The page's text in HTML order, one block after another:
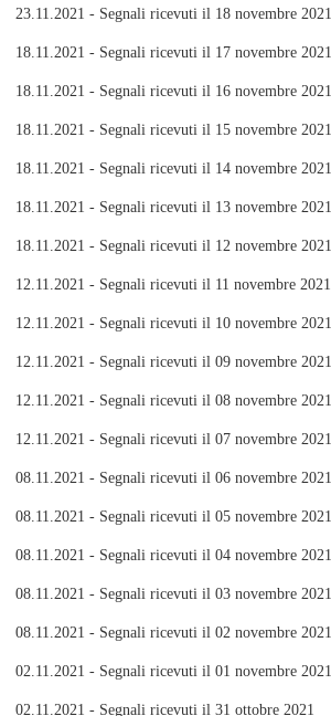
23.11.2021 - Segnali ricevuti il 18 novembre 2021
18.11.2021 - Segnali ricevuti il 17 novembre 2021
18.11.2021 - Segnali ricevuti il 16 novembre 2021
18.11.2021 - Segnali ricevuti il 15 novembre 2021
18.11.2021 - Segnali ricevuti il 14 novembre 2021
18.11.2021 - Segnali ricevuti il 13 novembre 2021
18.11.2021 - Segnali ricevuti il 12 novembre 2021
12.11.2021 - Segnali ricevuti il 11 novembre 2021
12.11.2021 - Segnali ricevuti il 10 novembre 2021
12.11.2021 - Segnali ricevuti il 09 novembre 2021
12.11.2021 - Segnali ricevuti il 08 novembre 2021
12.11.2021 - Segnali ricevuti il 07 novembre 2021
08.11.2021 - Segnali ricevuti il 06 novembre 2021
08.11.2021 - Segnali ricevuti il 05 novembre 2021
08.11.2021 - Segnali ricevuti il 04 novembre 2021
08.11.2021 - Segnali ricevuti il 03 novembre 2021
08.11.2021 - Segnali ricevuti il 02 novembre 2021
02.11.2021 - Segnali ricevuti il 01 novembre 2021
02.11.2021 - Segnali ricevuti il 31 ottobre 2021